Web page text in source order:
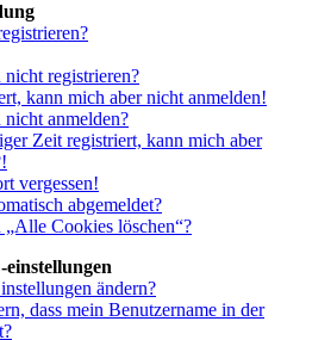
registrieren?
kann mich aber nicht anmelden!
anmelden?
Zeit registriert, kann mich aber
vergessen!
abgemeldet?
Cookies löschen“?
ändern?
dass mein Benutzername in der